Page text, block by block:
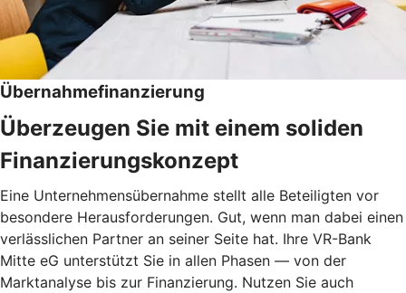
Übernahmefinanzierung
Überzeugen Sie mit einem soliden
Finanzierungskonzept
Eine Unternehmensübernahme stellt alle Beteiligten vor
besondere Herausforderungen. Gut, wenn man dabei einen
verlässlichen Partner an seiner Seite hat. Ihre VR-Bank
Mitte eG unterstützt Sie in allen Phasen — von der
Marktanalyse bis zur Finanzierung. Nutzen Sie auch